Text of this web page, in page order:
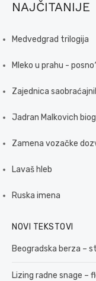
NAJČITANIJE
Medvedgrad trilogija
Mleko u prahu -
Zajednica
Jadran Malkovich
Zamena vozačke
Lavaš hleb
Ruska imena
NOVI TEKSTOVI
Beogradska berza –
Lizing radne snage –